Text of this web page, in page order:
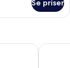
Se priser
Barceló